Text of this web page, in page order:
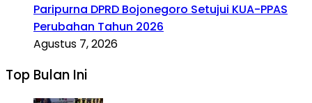
Paripurna DPRD Bojonegoro Setujui KUA-PPAS
Perubahan Tahun 2026
Agustus 7, 2026
Top Bulan Ini